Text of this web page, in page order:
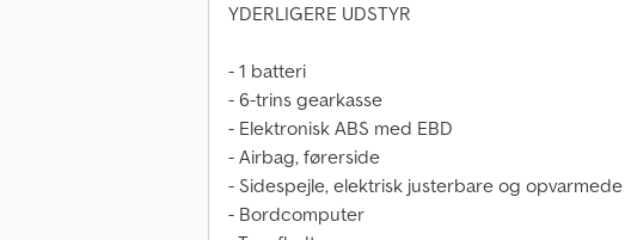
YDERLIGERE UDSTYR
- 1 batteri
- 6-trins gearkasse
- Elektronisk ABS med EBD
- Airbag, førerside
- Sidespejle, elektrisk justerbare og opvarmede
- Bordcomputer